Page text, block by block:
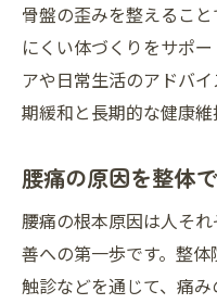
骨盤の歪みを整えるこ
にくい体づくりをサポ
アや日常生活のアドバ
期緩和と長期的な健康維
腰痛の原因を整体
腰痛の根本原因は人そ
善への第一歩です。整体
触診などを通じて、痛